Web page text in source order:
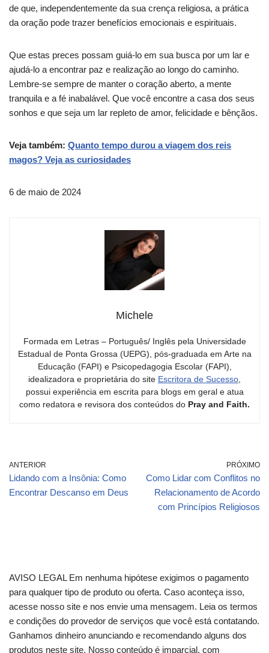
de que, independentemente da sua crença religiosa, a prática
da oração pode trazer benefícios emocionais e espirituais.
Que estas preces possam guiá-lo em sua busca por um lar e
ajudá-lo a encontrar paz e realização ao longo do caminho.
Lembre-se sempre de manter o coração aberto, a mente
tranquila e a fé inabalável. Que você encontre a casa dos seus
sonhos e que seja um lar repleto de amor, felicidade e bênçãos.
Veja também: Quanto tempo durou a viagem dos reis
magos? Veja as curiosidades
6 de maio de 2024
Michele
Formada em Letras – Português/ Inglês pela Universidade
Estadual de Ponta Grossa (UEPG), pós-graduada em Arte na
Educação (FAPI) e Psicopedagogia Escolar (FAPI),
idealizadora e proprietária do site Escritora de Sucesso
possui experiência em escrita para blogs em geral e atua
como redatora e revisora dos conteúdos do Pray and Faith.
ANTERIOR
Lidando com a Insônia: Como
Encontrar Descanso em Deus
PRÓXIMO
Como Lidar com Conflitos no
Relacionamento de Acordo
com Princípios Religiosos
AVISO LEGAL Em nenhuma hipótese exigimos o pagamento
para qualquer tipo de produto ou oferta. Caso aconteça isso,
acesse nosso site e nos envie uma mensagem. Leia os termos
e condições do provedor de serviços que você está contatando.
Ganhamos dinheiro anunciando e recomendando alguns dos
produtos neste site. Nosso conteúdo é imparcial, com